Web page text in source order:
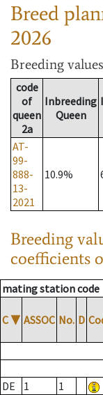
Breed
2026
Breeding values
code
of
queen
2a
Inbreeding
Queen
AT-
99-
888-
13-
2021
10.9%
Breeding
coefficients
mating station code
C ▼ ASSOC No. D
DE 1 1